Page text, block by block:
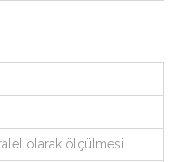
olarak ölçülmesi